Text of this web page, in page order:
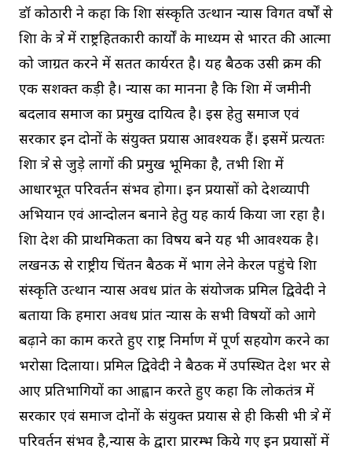
डॉ कोठारी ने कहा कि शिक्षा संस्कृति उत्थान न्यास विगत वर्षों से
शिक्षा के क्षेत्र में राष्ट्रहितकारी कार्यों के माध्यम से भारत की आत्मा
को जाग्रत करने में सतत कार्यरत है। यह बैठक उसी क्रम की
एक सशक्त कड़ी है। न्यास का मानना है कि शिक्षा में जमीनी
बदलाव समाज का प्रमुख दायित्व है। इस हेतु समाज एवं
सरकार इन दोनों के संयुक्त प्रयास आवश्यक हैं। इसमें प्रत्यक्षतः
शिक्षा क्षेत्र से जुड़े लागों की प्रमुख भूमिका है, तभी शिक्षा में
आधारभूत परिवर्तन संभव होगा। इन प्रयासों को देशव्यापी
अभियान एवं आन्दोलन बनाने हेतु यह कार्य किया जा रहा है।
शिक्षा देश की प्राथमिकता का विषय बने यह भी आवश्यक है।
लखनऊ से राष्ट्रीय चिंतन बैठक में भाग लेने केरल पहुंचे शिक्षा
संस्कृति उत्थान न्यास अवध प्रांत के संयोजक प्रमिल द्विवेदी ने
बताया कि हमारा अवध प्रांत न्यास के सभी विषयों को आगे
बढ़ाने का काम करते हुए राष्ट्र निर्माण में पूर्ण सहयोग करने का
भरोसा दिलाया। प्रमिल द्विवेदी ने बैठक में उपस्थित देश भर से
आए प्रतिभागियों का आह्वान करते हुए कहा कि लोकतंत्र में
सरकार एवं समाज दोनों के संयुक्त प्रयास से ही किसी भी क्षेत्र में
परिवर्तन संभव है,न्यास के द्वारा प्रारम्भ किये गए इन प्रयासों में